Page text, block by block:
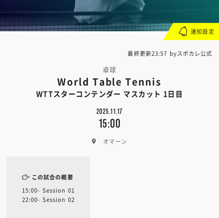
最終更新23:57 byスポカレ公式
卓球
World Table Tennis
WTTスターコンテンダー マスカット 1日目
2025.11.17
15:00
オマーン
通知設定
この試合の概要
15:00- Session 01
22:00- Session 02